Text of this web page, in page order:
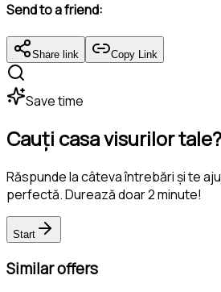
Send to a friend:
Share link Copy Link
Save time
Cauți casa visurilor tale?
Răspunde la câteva întrebări și te
perfectă. Durează doar 2 minute!
Start
Similar offers